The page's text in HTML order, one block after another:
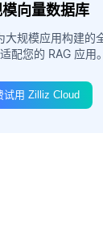
向量数据库
规模应用构建的
配您的 RAG 应用。
试用 Zilliz Cloud